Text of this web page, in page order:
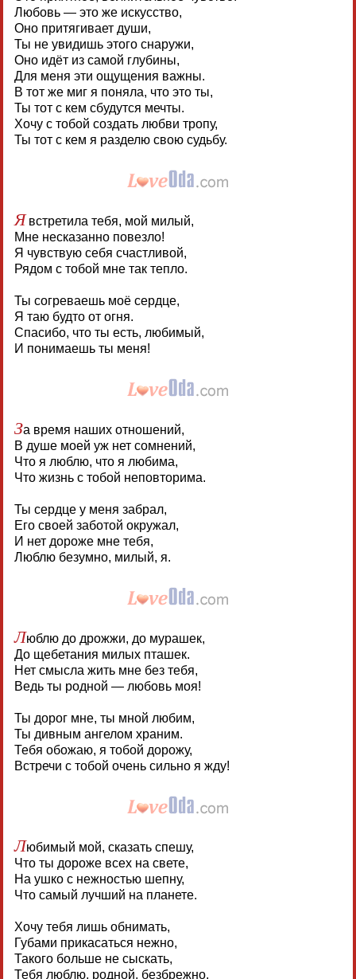
Любовь — это же искусство,
Оно притягивает души,
Ты не увидишь этого снаружи,
Оно идёт из самой глубины,
Для меня эти ощущения важны.
В тот же миг я поняла, что это ты,
Ты тот с кем сбудутся мечты.
Хочу с тобой создать любви тропу,
Ты тот с кем я разделю свою судьбу.
Явстретила тебя, мой милый,
Мне несказанно повезло!
Я чувствую себя счастливой,
Рядом с тобой мне так тепло.
Ты согреваешь моё сердце,
Я таю будто от огня.
Спасибо, что ты есть, любимый,
И понимаешь ты меня!
За время наших отношений,
В душе моей уж нет сомнений,
Что я люблю, что я любима,
Что жизнь с тобой неповторима.
Ты сердце у меня забрал,
Его своей заботой окружал,
И нет дороже мне тебя,
Люблю безумно, милый, я.
Люблю до дрожжи, до мурашек,
До щебетания милых пташек.
Нет смысла жить мне без тебя,
Ведь ты родной — любовь моя!
Ты дорог мне, ты мной любим,
Ты дивным ангелом храним.
Тебя обожаю, я тобой дорожу,
Встречи с тобой очень сильно я жду!
Любимый мой, сказать спешу,
Что ты дороже всех на свете,
На ушко с нежностью шепну,
Что самый лучший на планете.
Хочу тебя лишь обнимать,
Губами прикасаться нежно,
Такого больше не сыскать,
Тебя люблю, родной, безбрежно.